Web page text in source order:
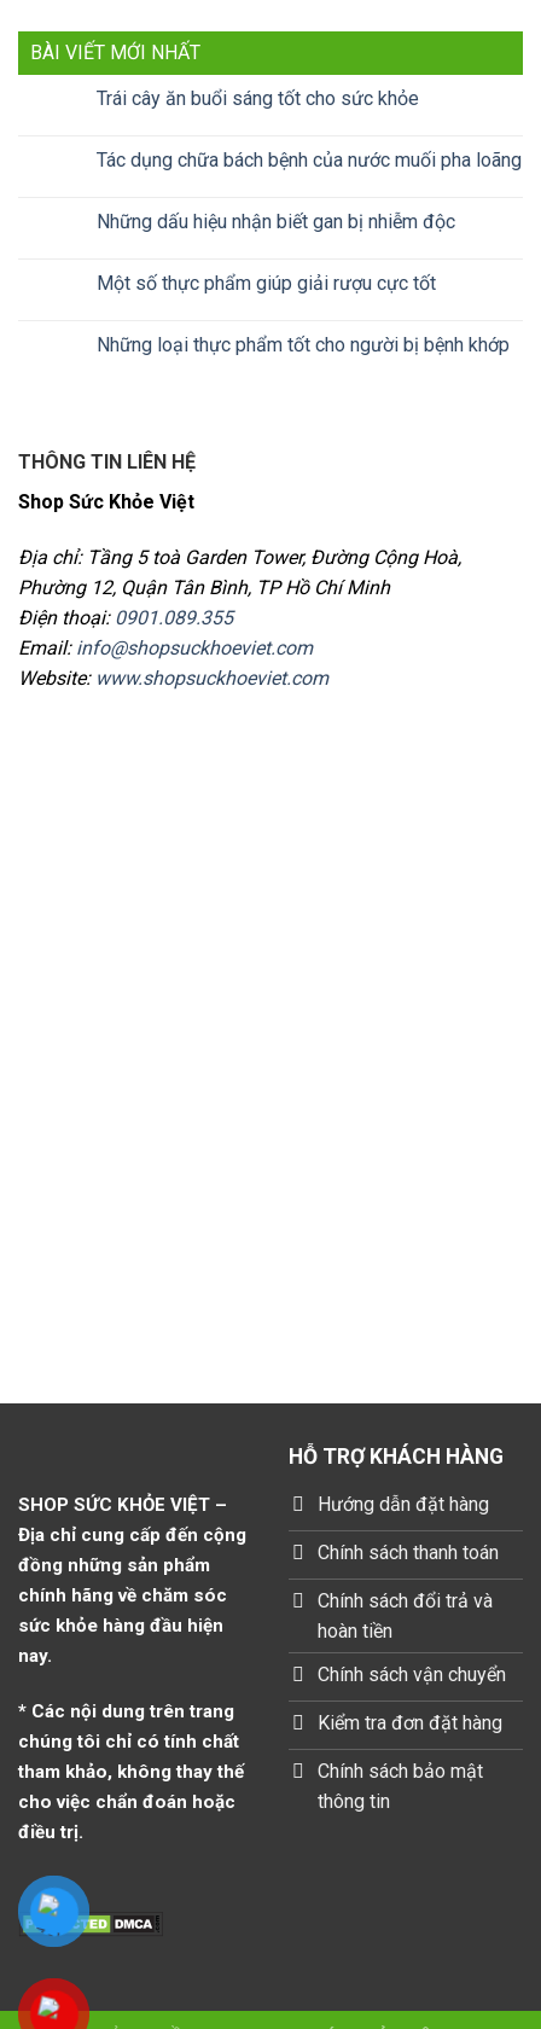
là:
1.500.000 ₫.
là:
750.000 ₫.
BÀI VIẾT MỚI NHẤT
Trái cây ăn buổi sáng tốt cho sức khỏe
Tác dụng chữa bách bệnh của nước muối pha loãng
Những dấu hiệu nhận biết gan bị nhiễm độc
Một số thực phẩm giúp giải rượu cực tốt
Những loại thực phẩm tốt cho người bị bệnh khớp
THÔNG TIN LIÊN HỆ
Shop Sức Khỏe Việt
Địa chỉ: Tầng 5 toà Garden Tower, Đường Cộng Hoà,
Phường 12, Quận Tân Bình, TP Hồ Chí Minh
Điện thoại: 0901.089.355
Email: info@shopsuckhoeviet.com
Website: www.shopsuckhoeviet.com
SHOP SỨC KHỎE VIỆT –
Địa chỉ cung cấp đến cộng
đồng những sản phẩm
chính hãng về chăm sóc
sức khỏe hàng đầu hiện
nay.
* Các nội dung trên trang
chúng tôi chỉ có tính chất
tham khảo, không thay thế
cho việc chẩn đoán hoặc
điều trị.
HỖ TRỢ KHÁCH HÀNG
Hướng dẫn đặt hàng
Chính sách thanh toán
Chính sách đổi trả và
hoàn tiền
Chính sách vận chuyển
Kiểm tra đơn đặt hàng
Chính sách bảo mật
thông tin